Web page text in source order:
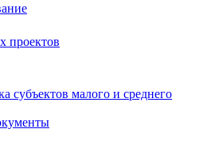
проектов
субъектов малого и среднего